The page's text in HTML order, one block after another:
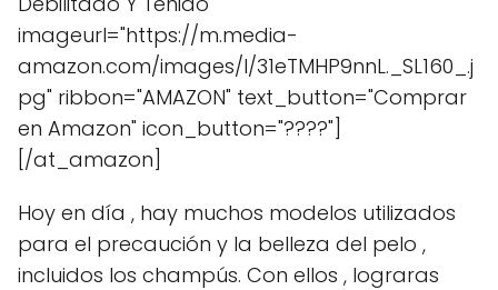
imageurl="https://m.media-
amazon.com/images/I/31eTMHP9nnL._SL160_.j
pg" ribbon="AMAZON" text_button="Comprar
en Amazon" icon_button="????"]
[/at_amazon]
Hoy en día , hay muchos modelos utilizados
para el precaución y la belleza del pelo ,
incluidos los champús. Con ellos , lograras